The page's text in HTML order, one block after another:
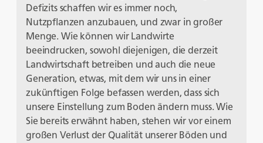
Defizits schaffen wir es immer noch,
Nutzpflanzen anzubauen, und zwar in großer
Menge. Wie können wir Landwirte
beeindrucken, sowohl diejenigen, die derzeit
Landwirtschaft betreiben und auch die neue
Generation, etwas, mit dem wir uns in einer
zukünftigen Folge befassen werden, dass sich
unsere Einstellung zum Boden ändern muss. Wie
Sie bereits erwähnt haben, stehen wir vor einem
großen Verlust der Qualität unserer Böden und